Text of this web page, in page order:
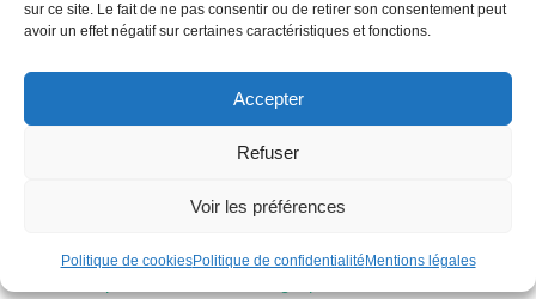
sur ce site. Le fait de ne pas consentir ou de retirer son consentement peut
avoir un effet négatif sur certaines caractéristiques et fonctions.
Accepter
Refuser
Voir les préférences
Politique de cookiesPolitique de confidentialité Mentions légales
Catégorie :Consommation
Quel sapin de Noël choisir ?
Avis en ligne : comment distinguer le vrai du faux ?
Alimentation
Réfrigérateur – Bientôt les vacances ?